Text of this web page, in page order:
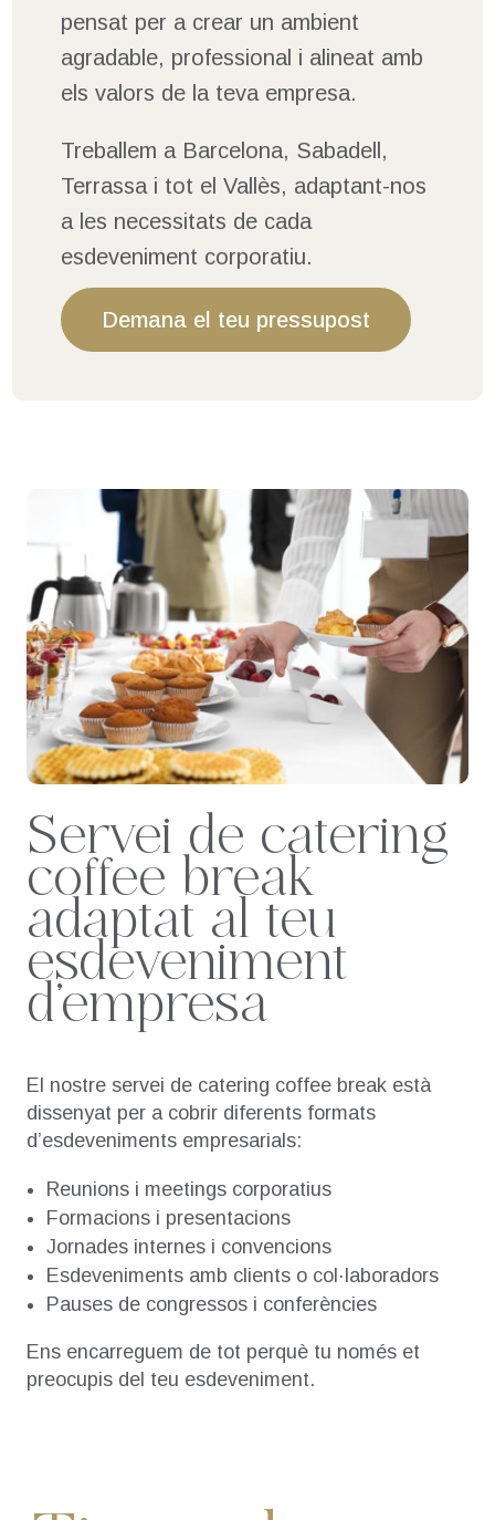
pensat per a crear un ambient
agradable, professional i alineat amb
els valors de la teva empresa.
Treballem a Barcelona, Sabadell,
Terrassa i tot el Vallès, adaptant-nos
a les necessitats de cada
esdeveniment corporatiu.
Demana el teu pressupost
Servei de catering
coffee break
adaptat al teu
esdeveniment
d’empresa
El nostre servei de catering coffee break està
dissenyat per a cobrir diferents formats
d’esdeveniments empresarials:
Reunions i meetings corporatius
Formacions i presentacions
Jornades internes i convencions
Esdeveniments amb clients o col·laboradors
Pauses de congressos i conferències
Ens encarreguem de tot perquè tu només et
preocupis del teu esdeveniment.